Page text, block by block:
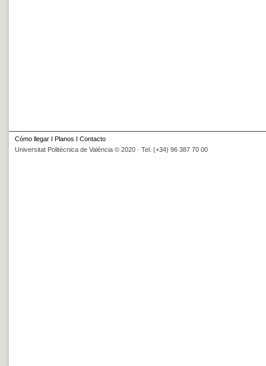
Cómo llegar I Planos I Contacto
Universitat Politècnica de València © 2020 · Tel. (+34) 96 387 70 00